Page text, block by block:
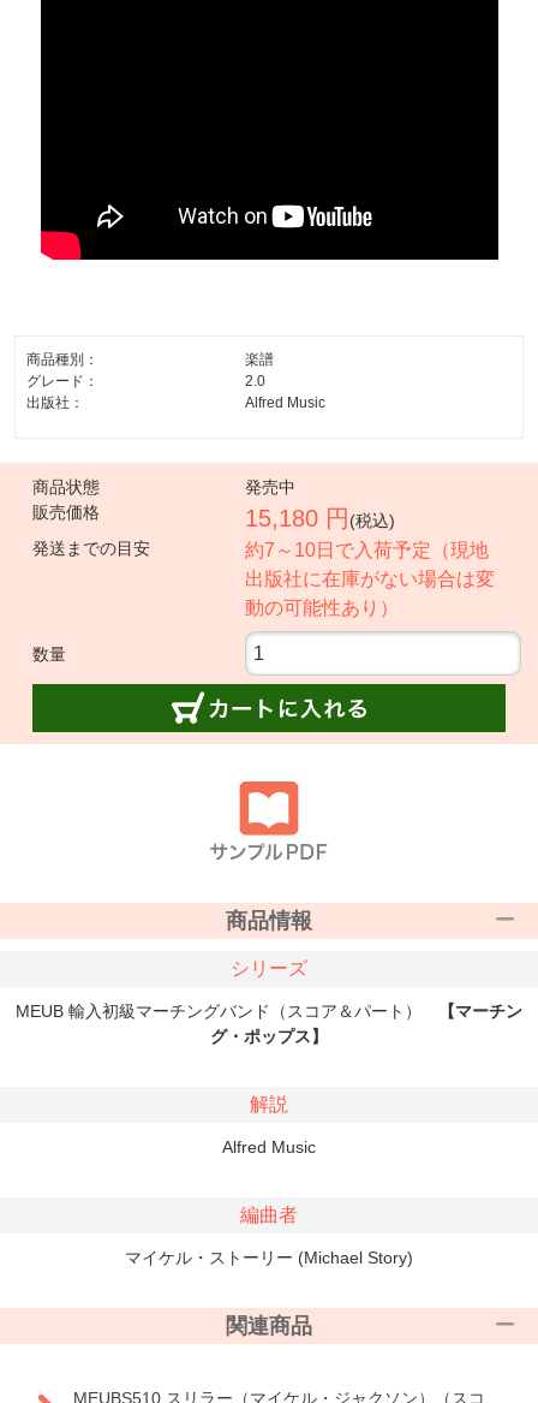
商品種別：
楽譜
グレード：
2.0
出版社：
Alfred Music
商品状態
発売中
販売価格
15,180 円 (税込)
発送までの目安
約7～10日で入荷予定（現地
出版社に在庫がない場合は変
動の可能性あり）
数量
商品情報
シリーズ
MEUB 輸入初級マーチングバンド（スコア＆パート）
【マーチン
グ・ポップス】
解説
Alfred Music
編曲者
マイケル・ストーリー (Michael Story)
関連商品
MEUBS510 スリラー（マイケル・ジャクソン）（スコ